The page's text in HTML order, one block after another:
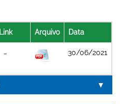
Link Arquivo Data
30/06/2021